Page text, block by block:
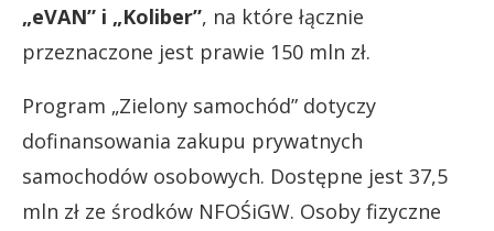
„eVAN” i „Koliber”, na które łącznie
przeznaczone jest prawie 150 mln zł.
Program „Zielony samochód” dotyczy
dofinansowania zakupu prywatnych
samochodów osobowych. Dostępne jest 37,5
mln zł ze środków NFOŚiGW. Osoby fizyczne